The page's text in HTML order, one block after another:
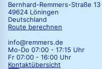
Bernhard-Remmers-Straße 13
49624 Löningen
Deutschland
Route berechnen
info@remmers.de
Mo-Do 07:00 - 17:15 Uhr
Fr 07:00 - 16:00 Uhr
Kontaktübersicht